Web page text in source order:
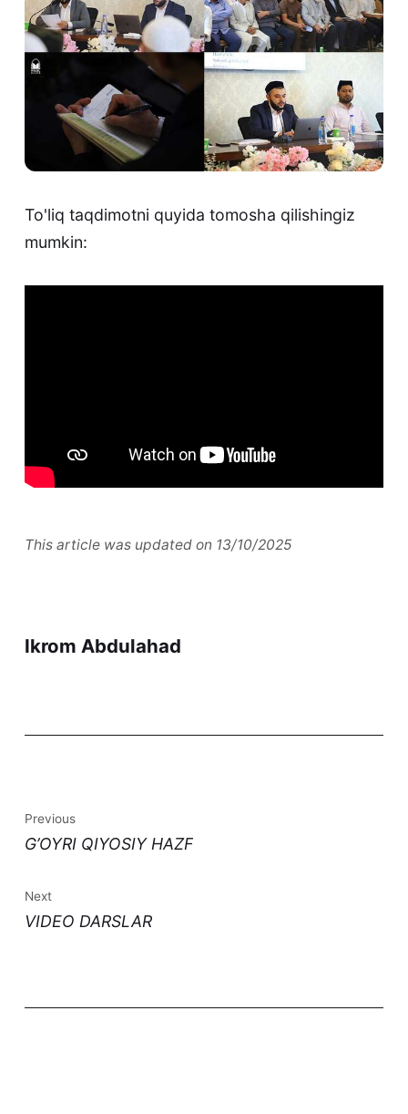
To'liq taqdimotni quyida tomosha qilishingiz
mumkin:
This article was updated on 13/10/2025
Ikrom Abdulahad
Previous
G’OYRI QIYOSIY HAZF
Next
VIDEO DARSLAR